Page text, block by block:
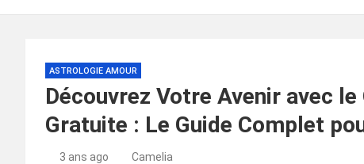
ASTROLOGIE AMOUR
Découvrez Votre Avenir avec
Gratuite : Le Guide Complet
3 ans ago Camelia